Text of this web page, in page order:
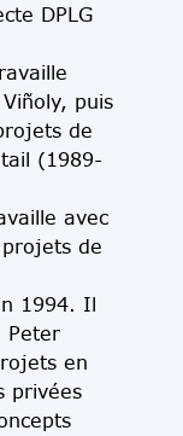
DPLG
puis
de
(1989-
avec
de
1994. Il
Peter
en
privées